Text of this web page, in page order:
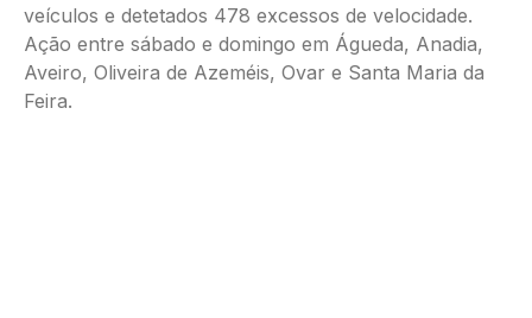
veículos e detetados 478 excessos de velocidade.
Ação entre sábado e domingo em Águeda, Anadia,
Aveiro, Oliveira de Azeméis, Ovar e Santa Maria da
Feira.